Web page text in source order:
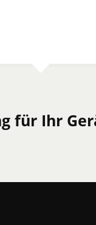
für Ihr